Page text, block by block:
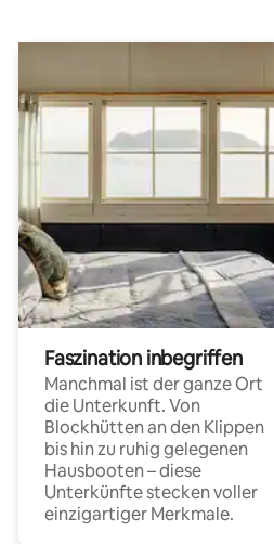
Faszination inbegriffen
Manchmal ist der ganze Ort
die Unterkunft. Von
Blockhütten an den Klippen
bis hin zu ruhig gelegenen
Hausbooten – diese
Unterkünfte stecken voller
einzigartiger Merkmale.